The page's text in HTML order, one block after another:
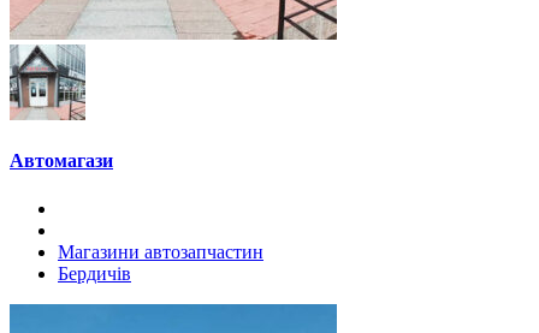
Автомагази
Магазини автозапчастин
Бердичів